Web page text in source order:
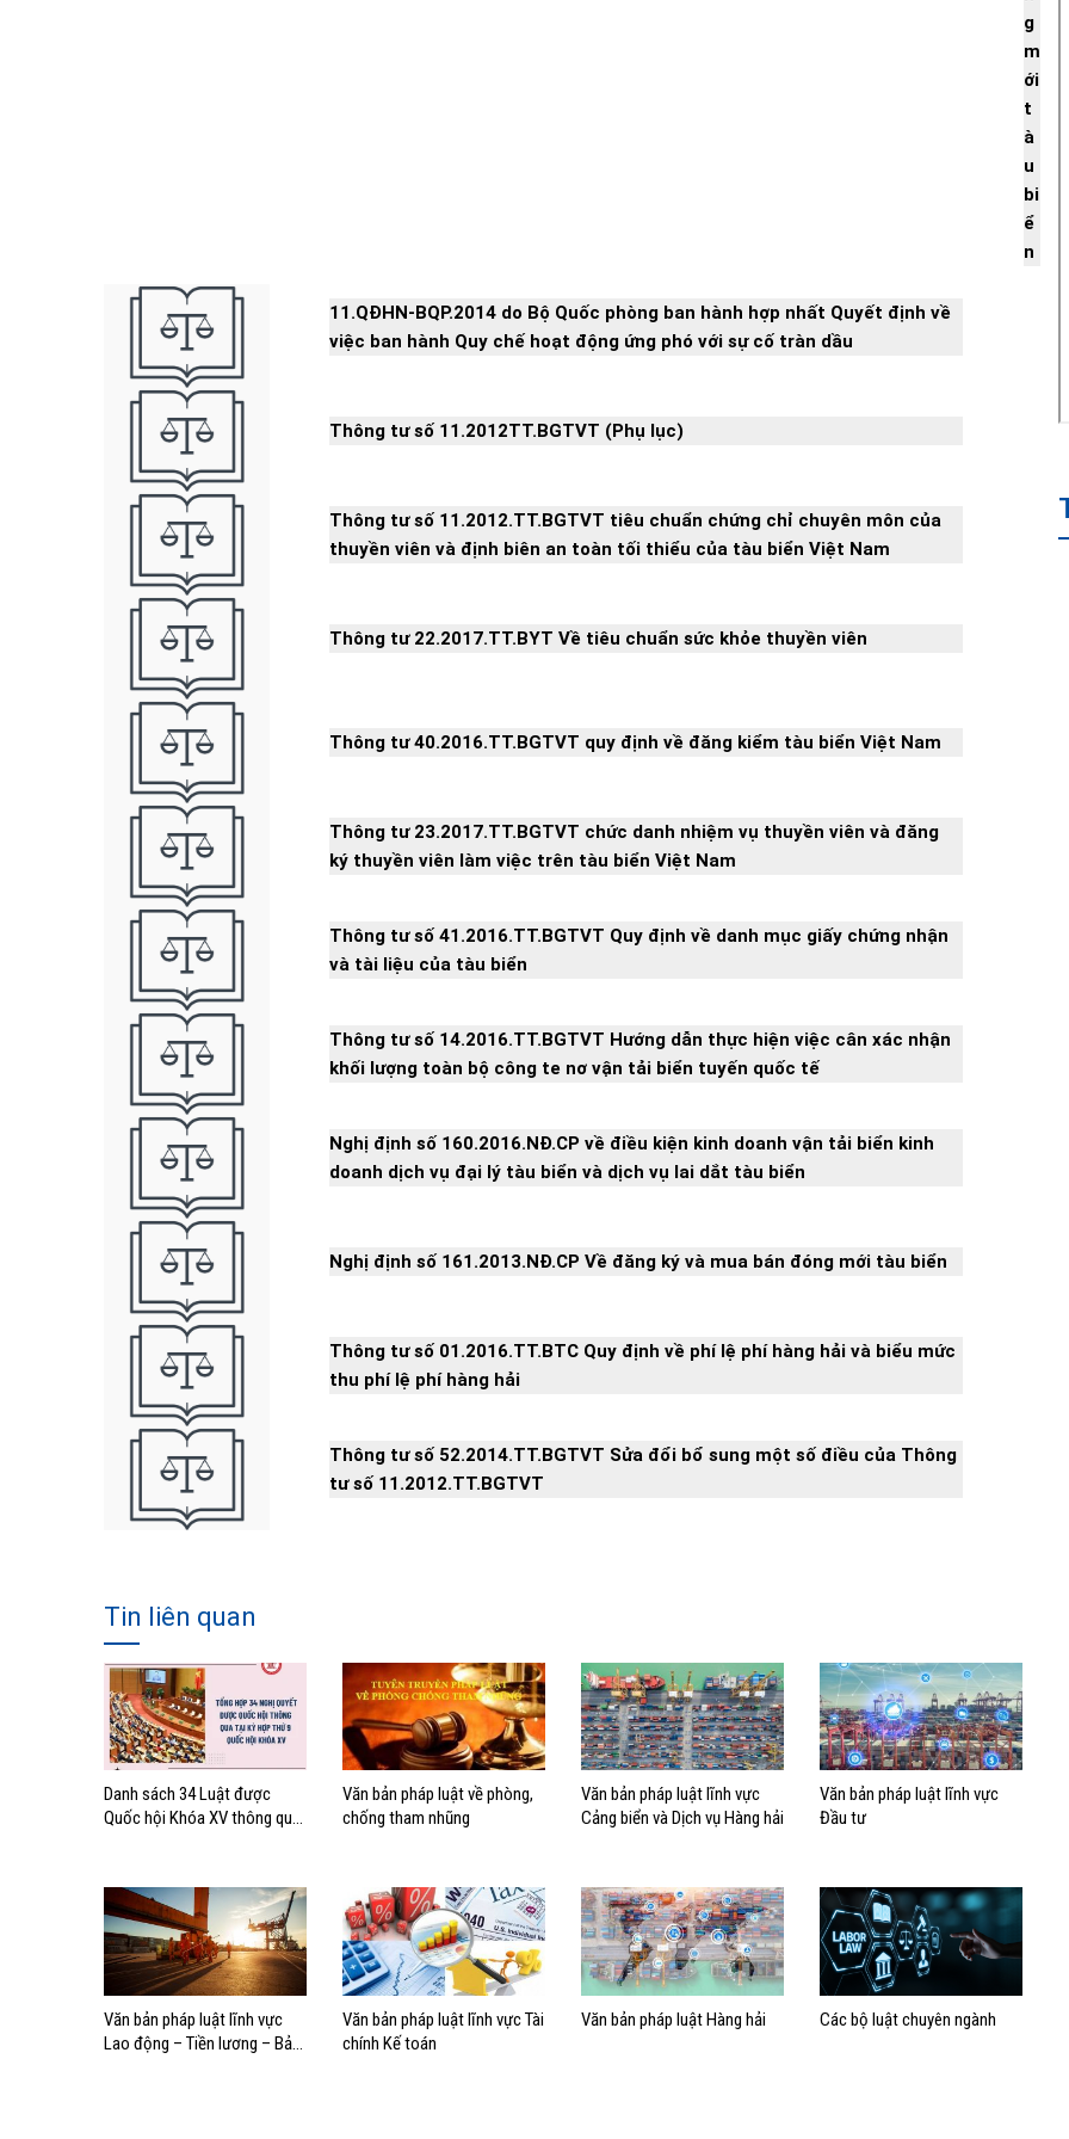
g
m
ới
t
à
u
bi
ể
n
11.QĐHN-BQP.2014 do Bộ Quốc phòng ban hành hợp nhất Quyết định về
việc ban hành Quy chế hoạt động ứng phó với sự cố tràn dầu
Thông tư số 11.2012TT.BGTVT (Phụ lục)
Thông tư số 11.2012.TT.BGTVT tiêu chuẩn chứng chỉ chuyên môn của
thuyền viên và định biên an toàn tối thiểu của tàu biển Việt Nam
Thông tư 22.2017.TT.BYT Về tiêu chuẩn sức khỏe thuyền viên
Thông tư 40.2016.TT.BGTVT quy định về đăng kiểm tàu biển Việt Nam
Thông tư 23.2017.TT.BGTVT chức danh nhiệm vụ thuyền viên và đăng
ký thuyền viên làm việc trên tàu biển Việt Nam
Thông tư số 41.2016.TT.BGTVT Quy định về danh mục giấy chứng nhận
và tài liệu của tàu biển
Thông tư số 14.2016.TT.BGTVT Hướng dẫn thực hiện việc cân xác nhận
khối lượng toàn bộ công te nơ vận tải biển tuyến quốc tế
Nghị định số 160.2016.NĐ.CP về điều kiện kinh doanh vận tải biển kinh
doanh dịch vụ đại lý tàu biển và dịch vụ lai dắt tàu biển
Nghị định số 161.2013.NĐ.CP Về đăng ký và mua bán đóng mới tàu biển
Thông tư số 01.2016.TT.BTC Quy định về phí lệ phí hàng hải và biểu mức
thu phí lệ phí hàng hải
Thông tư số 52.2014.TT.BGTVT Sửa đổi bổ sung một số điều của Thông
tư số 11.2012.TT.BGTVT
Tin liên quan
Danh sách 34 Luật được
Quốc hội Khóa XV thông qua
trong Kỳ họp thứ 9
Văn bản pháp luật về phòng,
chống tham nhũng
Văn bản pháp luật lĩnh vực
Cảng biển và Dịch vụ Hàng hải
Văn bản pháp luật lĩnh vực
Đầu tư
Văn bản pháp luật lĩnh vực
Lao động – Tiền lương – Bảo
Văn bản pháp luật lĩnh vực Tài
chính Kế toán
Văn bản pháp luật Hàng hải Các bộ luật chuyên ngành